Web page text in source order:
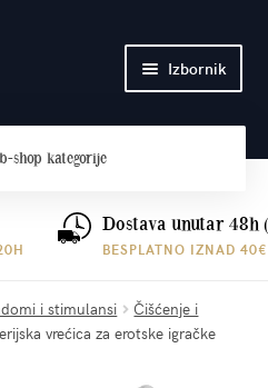
Izbornik
shop kategorije
Dostava unutar 48h
BESPLATNO IZNAD 40€
i stimulansi
Čišćenje i
vrećica za erotske igračke